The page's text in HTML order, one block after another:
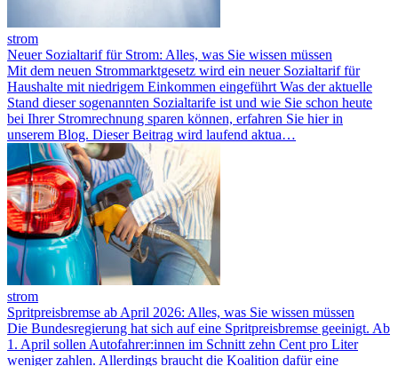
strom
Neuer Sozialtarif für Strom: Alles, was Sie wissen müssen
Mit dem neuen Strommarktgesetz wird ein neuer Sozialtarif für
Haushalte mit niedrigem Einkommen eingeführt Was der aktuelle
Stand dieser sogenannten Sozialtarife ist und wie Sie schon heute
bei Ihrer Stromrechnung sparen können, erfahren Sie hier in
unserem Blog. Dieser Beitrag wird laufend aktua…
strom
Spritpreisbremse ab April 2026: Alles, was Sie wissen müssen
Die Bundesregierung hat sich auf eine Spritpreisbremse geeinigt. Ab
1. April sollen Autofahrer:innen im Schnitt zehn Cent pro Liter
weniger zahlen. Allerdings braucht die Koalition dafür eine